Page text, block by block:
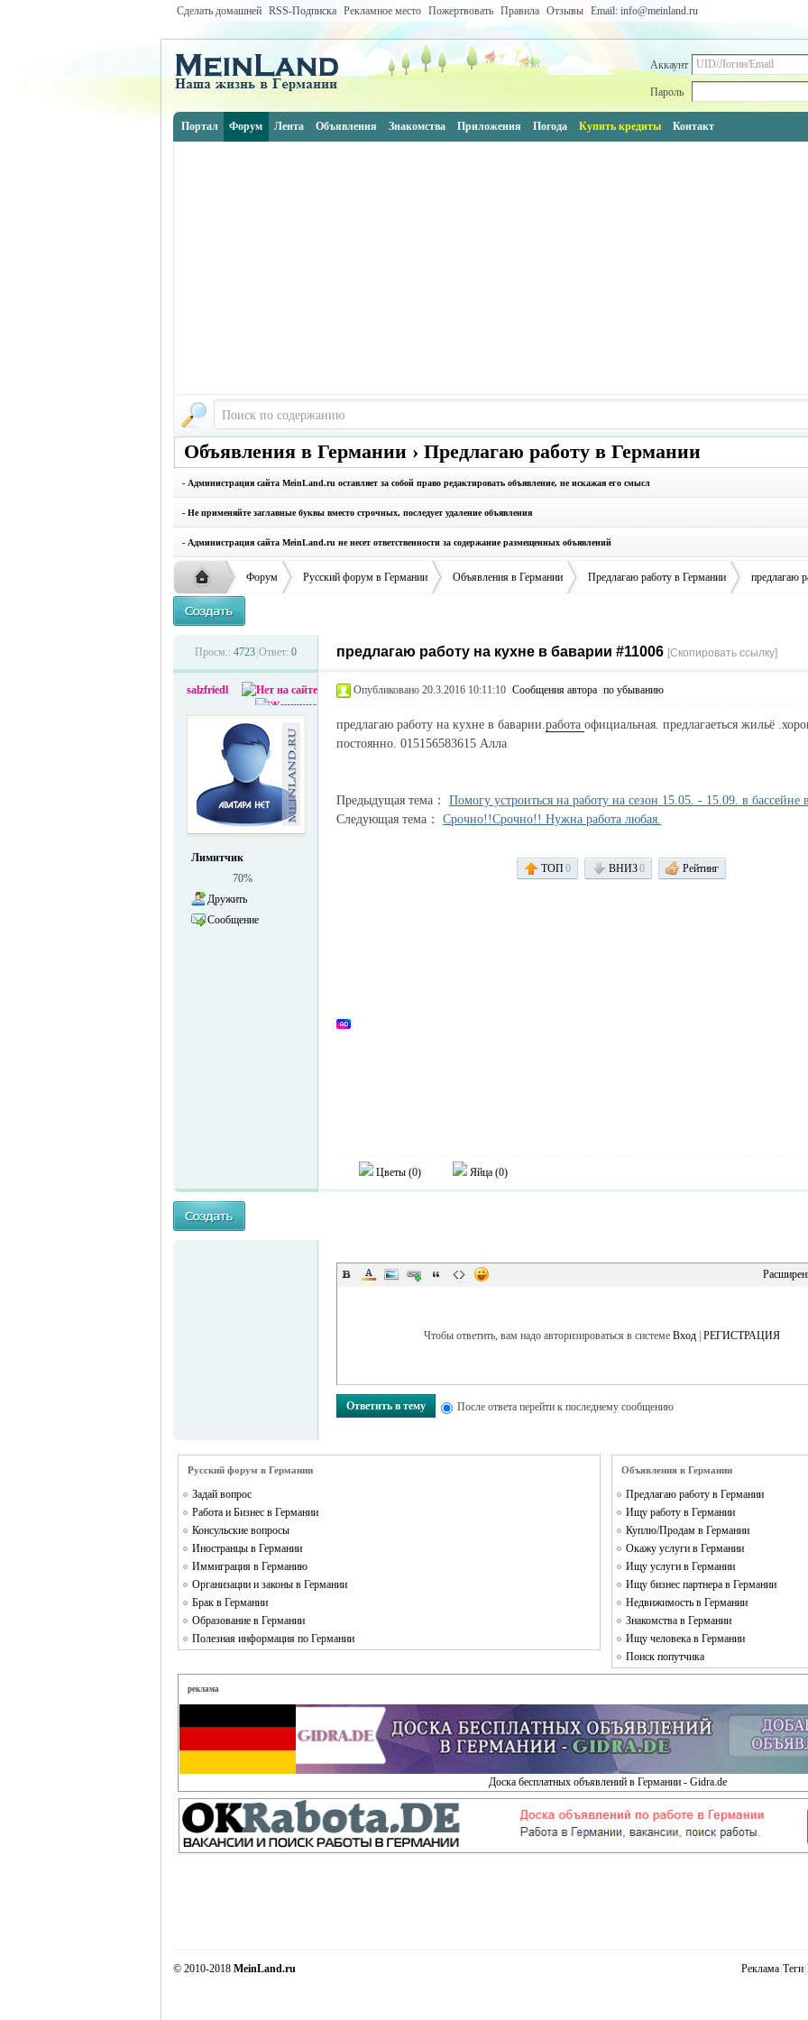
Сделать домашней RSS-Подписка Рекламное место Пожертвовать Правила Отзывы Email: info@meinland.ru
Аккаунт
Пароль
Портал Форум Лента Объявления Знакомства Приложения Погода Купить кредиты Контакт
Объявления в Германии › Предлагаю работу в Германии
- Администрация сайта MeinLand.ru оставляет за собой право редактировать объявление, не искажая его смысл
- Не применяйте заглавные буквы вместо строчных, последует удаление объявления
- Администрация сайта MeinLand.ru не несет ответственности за содержание размещенных объявлений
Русская
жизнь и
Германии -
RU
›
Форум
›
Русский форум в Германии
›
Объявления в Германии
›
Предлагаю работу в Германии
›
предлагаю
Просм.: 4723 Ответ: 0 предлагаю работу на кухне в баварии #11006 [Скопировать ссылку]
salzfriedl
Лимитчик
70%
Дружить
Сообщение
Опубликовано 20.3.2016 10:11:10 Сообщения автора по убыванию
предлагаю работу на кухне в баварии.работа официальная. предлагаеться жильё
постоянно. 015156583615 Алла
Предыдущая тема： Помогу устроиться на работу на сезон 15.05. - 15.09. в бассейне
Следующая тема： Срочно!!Срочно!! Нужна работа любая.
ТОП0 ВНИЗ0 Рейтинг
Цветы (0) Яйца (0)
Чтобы ответить, вам надо авторизироваться в системе Вход РЕГИСТРАЦИЯ
Ответить в тему После ответа перейти к последнему сообщению
Русский форум в Германии
Задай вопрос
Работа и Бизнес в Германии
Консульские вопросы
Иностранцы в Германии
Иммиграция в Германию
Организации и законы в Германии
Брак в Германии
Образование в Германии
Полезная информация по Германии
Объявления в Германии
Предлагаю работу в Германии
Ищу работу в Германии
Куплю/Продам в Германии
Окажу услуги в Германии
Ищу услуги в Германии
Ищу бизнес партнера в Германии
Недвижимость в Германии
Знакомства в Германии
Ищу человека в Германии
Поиск попутчика
реклама
Доска бесплатных объявлений в Германии - Gidra.de
Реклама|Теги|
© 2010-2018 MeinLand.ru